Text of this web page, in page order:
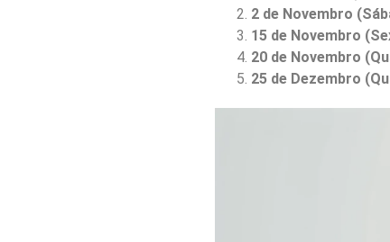
2 de Novembro
15 de Novembro
20 de Novembro
25 de Dezembro